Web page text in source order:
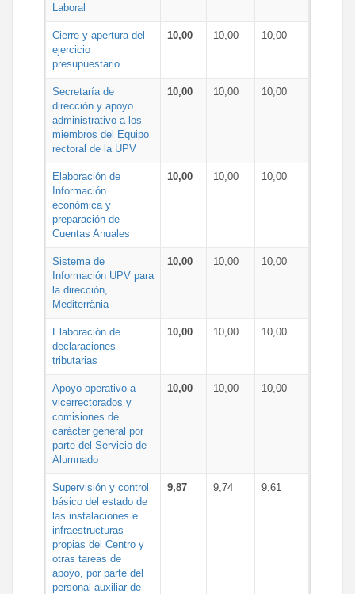
Laboral
Cierre y apertura del
ejercicio
presupuestario
10,00 10,00 10,00
Secretaría de
dirección y apoyo
administrativo a los
miembros del Equipo
rectoral de la UPV
10,00 10,00 10,00
Elaboración de
Información
económica y
preparación de
Cuentas Anuales
10,00 10,00 10,00
Sistema de
Información UPV para
la dirección,
Mediterrània
10,00 10,00 10,00
Elaboración de
declaraciones
tributarias
10,00 10,00 10,00
Apoyo operativo a
vicerrectorados y
comisiones de
carácter general por
parte del Servicio de
Alumnado
10,00 10,00 10,00
Supervisión y control
básico del estado de
las instalaciones e
infraestructuras
propias del Centro y
otras tareas de
apoyo, por parte del
personal auxiliar de
9,87 9,74 9,61